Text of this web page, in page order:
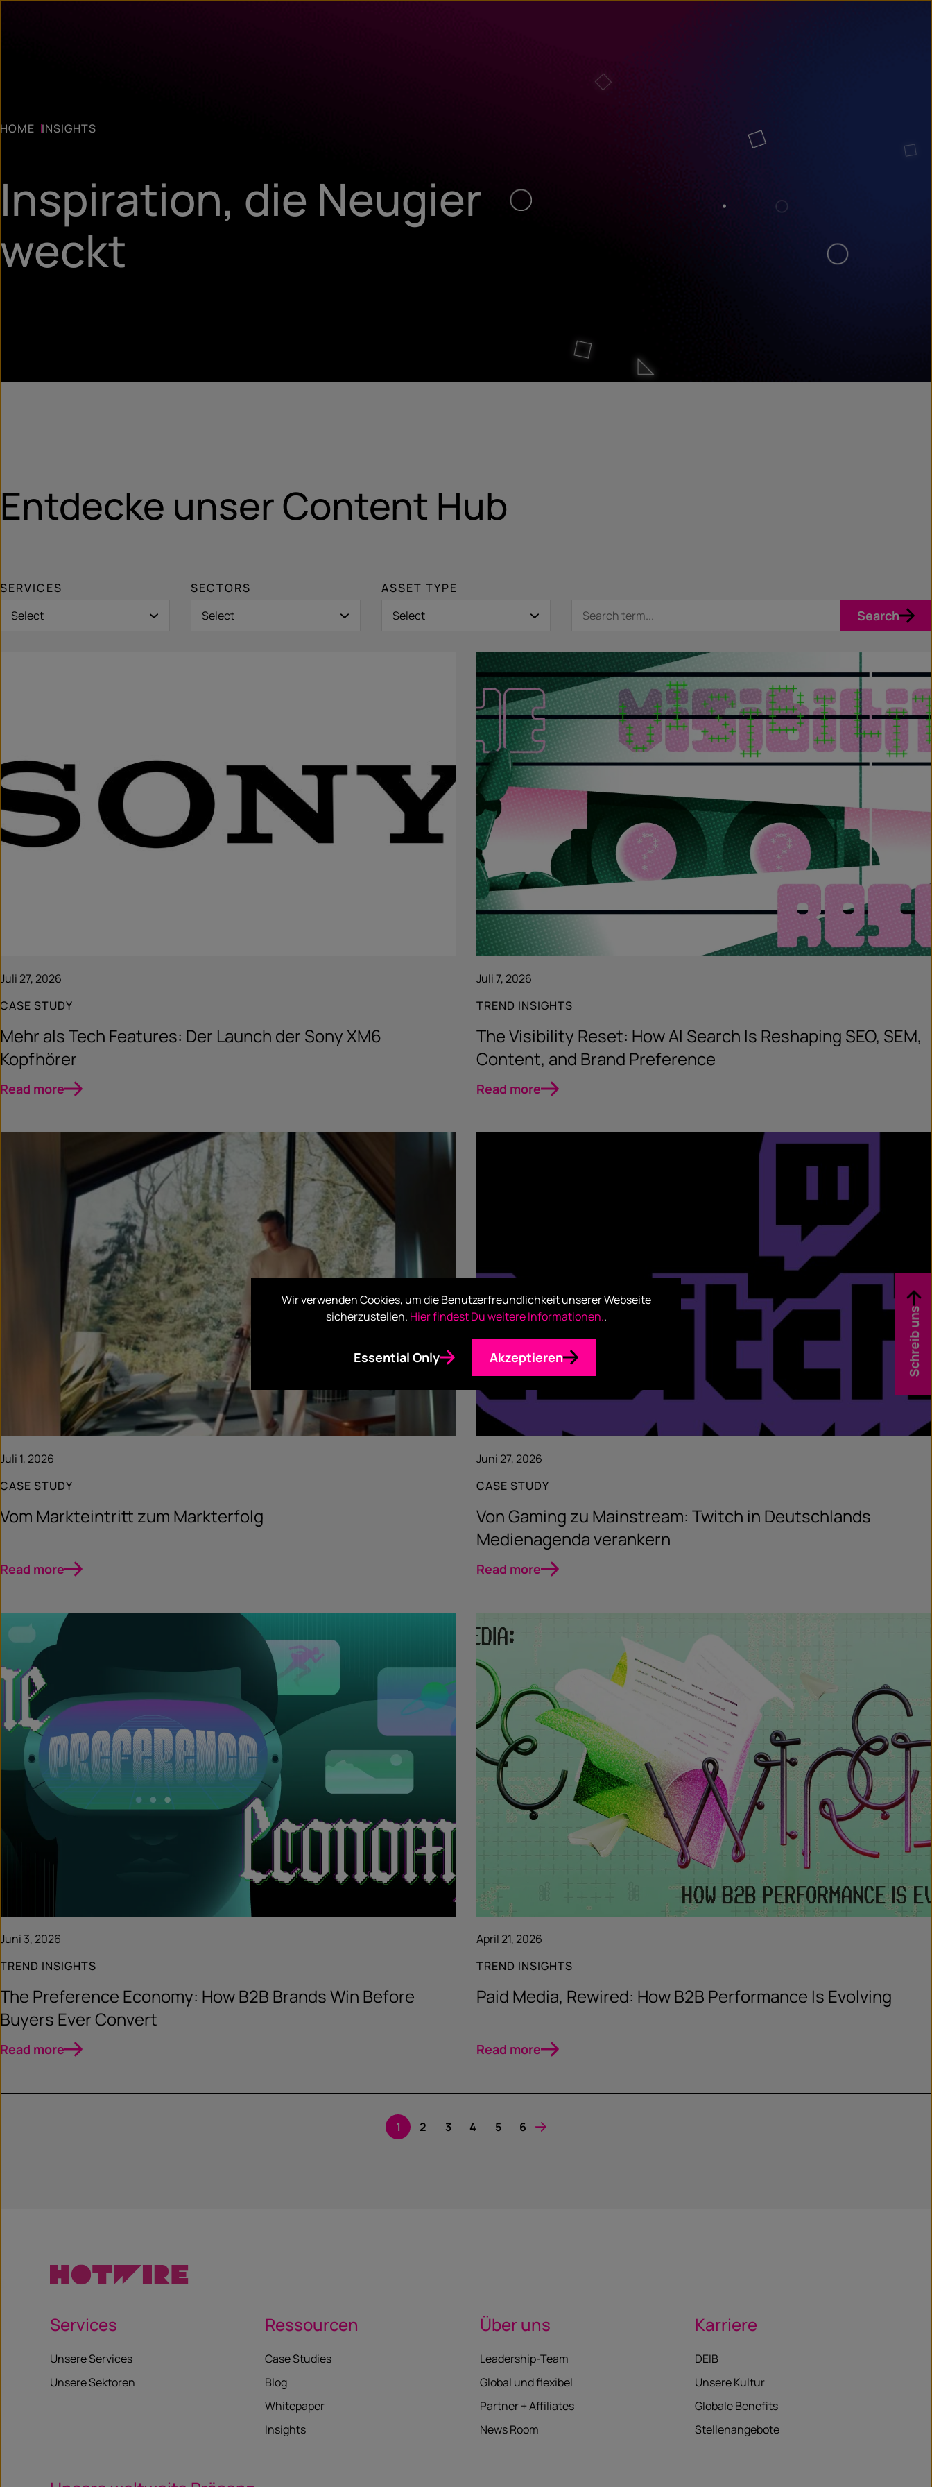
HOME INSIGHTS
Inspiration, die Neugier
weckt
Entdecke unser Content Hub
SERVICES
Select
SECTORS
Select
ASSET TYPE
Select
Search
Juli 27, 2026
CASE STUDY
Mehr als Tech Features: Der Launch der Sony XM6
Kopfhörer​
Read more
Juli 7, 2026
TREND INSIGHTS
The Visibility Reset: How AI Search Is Reshaping SEO, SEM,
Content, and Brand Preference
Read more
Juli 1, 2026
CASE STUDY
Vom Markteintritt zum Markterfolg
Read more
Juni 27, 2026
CASE STUDY
Von Gaming zu Mainstream: Twitch in Deutschlands
Medienagenda verankern
Read more
Juni 3, 2026
TREND INSIGHTS
The Preference Economy: How B2B Brands Win Before
Buyers Ever Convert
Read more
April 21, 2026
TREND INSIGHTS
Paid Media, Rewired: How B2B Performance Is Evolving
Read more
1 2 3 4 5 6
Schreib uns
Services
Unsere Services
Unsere Sektoren
Ressourcen
Case Studies
Blog
Whitepaper
Insights
Über uns
Leadership-Team
Global und flexibel
Partner + Affiliates
News Room
Karriere
DEIB
Unsere Kultur
Globale Benefits
Stellenangebote
Wir verwenden Cookies, um die Benutzerfreundlichkeit unserer Webseite
sicherzustellen. Hier findest Du weitere Informationen..
Essential Only Akzeptieren